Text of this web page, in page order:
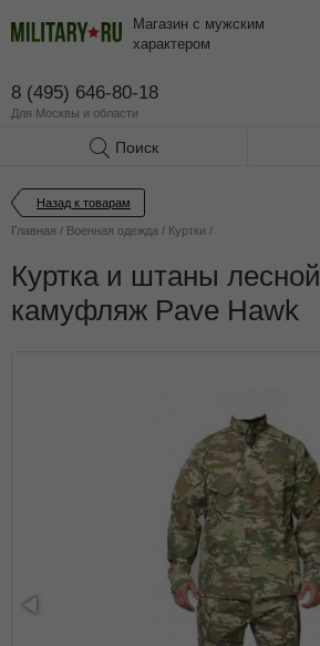
Магазин с мужским
характером
8 (495) 646-80-18
Для Москвы и области
Поиск
Назад к товарам
Главная / Военная одежда / Куртки /
Куртка и штаны лесной
камуфляж Pave Hawk